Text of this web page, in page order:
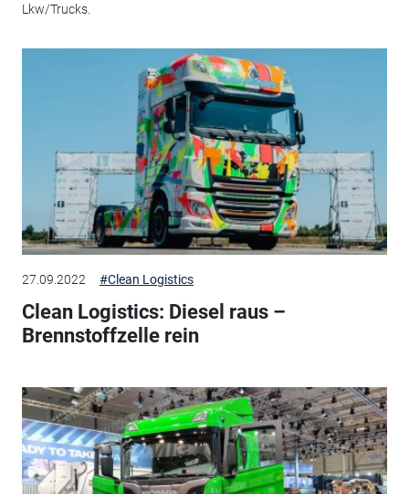
Lkw/Trucks.
27.09.2022 #Clean Logistics
Clean Logistics: Diesel raus –
Brennstoffzelle rein